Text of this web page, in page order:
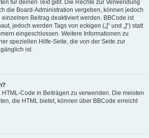
für deinen Text gibt. Die Rechte zur Verwendung
die Board-Administration vergeben, können jedoch
Beitrag deaktiviert werden. BBCode ist
jedoch werden Tags von eckigen („[“ und „]“) statt
eingeschlossen. Weitere Informationen zu
speziellen Hilfe-Seite, die von der Seite zur
ist.
HTML-Code in Beiträgen zu verwenden. Die meisten
die HTML bietet, können über BBCode erreicht